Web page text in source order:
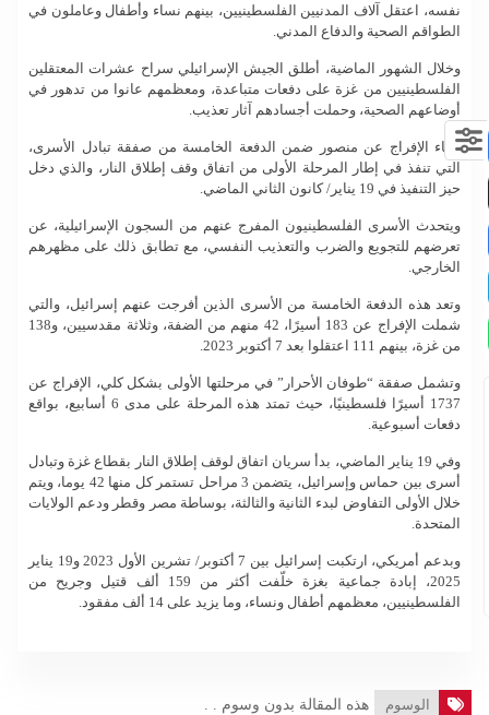
نفسه، اعتقل آلاف المدنيين الفلسطينيين، بينهم نساء وأطفال وعاملون في
الطواقم الصحية والدفاع المدني.
وخلال الشهور الماضية، أطلق الجيش الإسرائيلي سراح عشرات المعتقلين
الفلسطينيين من غزة على دفعات متباعدة، ومعظمهم عانوا من تدهور في
أوضاعهم الصحية، وحملت أجسادهم آثار تعذيب.
وجاء الإفراج عن منصور ضمن الدفعة الخامسة من صفقة تبادل الأسرى،
التي تنفذ في إطار المرحلة الأولى من اتفاق وقف إطلاق النار، والذي دخل
حيز التنفيذ في 19 يناير/ كانون الثاني الماضي.
ويتحدث الأسرى الفلسطينيون المفرج عنهم من السجون الإسرائيلية، عن
تعرضهم للتجويع والضرب والتعذيب النفسي، مع تطابق ذلك على مظهرهم
الخارجي.
وتعد هذه الدفعة الخامسة من الأسرى الذين أفرجت عنهم إسرائيل، والتي
شملت الإفراج عن 183 أسيرًا، 42 منهم من الضفة، وثلاثة مقدسيين، و138
من غزة، بينهم 111 اعتقلوا بعد 7 أكتوبر 2023.
وتشمل صفقة “طوفان الأحرار” في مرحلتها الأولى بشكل كلي، الإفراج عن
1737 أسيرًا فلسطينيًا، حيث تمتد هذه المرحلة على مدى 6 أسابيع، بواقع
دفعات أسبوعية.
وفي 19 يناير الماضي، بدأ سريان اتفاق لوقف إطلاق النار بقطاع غزة وتبادل
أسرى بين حماس وإسرائيل، يتضمن 3 مراحل تستمر كل منها 42 يوما، ويتم
خلال الأولى التفاوض لبدء الثانية والثالثة، بوساطة مصر وقطر ودعم الولايات
المتحدة.
وبدعم أمريكي، ارتكبت إسرائيل بين 7 أكتوبر/ تشرين الأول 2023 و19 يناير
2025، إبادة جماعية بغزة خلّفت أكثر من 159 ألف قتيل وجريح من
الفلسطينيين، معظمهم أطفال ونساء، وما يزيد على 14 ألف مفقود.
الوسوم هذه المقالة بدون وسوم . .